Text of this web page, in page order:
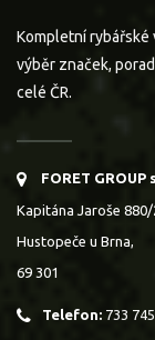
Kompletní rybářské
výběr značek,
celé ČR.
FORET GROUP
Kapitána Jaroše 880/
Hustopeče u Brna,
69 301
Telefon: 733